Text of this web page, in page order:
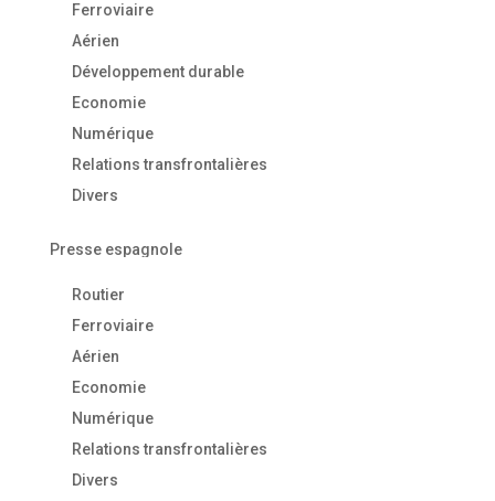
Ferroviaire
Aérien
Développement durable
Economie
Numérique
Relations transfrontalières
Divers
Presse espagnole
Routier
Ferroviaire
Aérien
Economie
Numérique
Relations transfrontalières
Divers